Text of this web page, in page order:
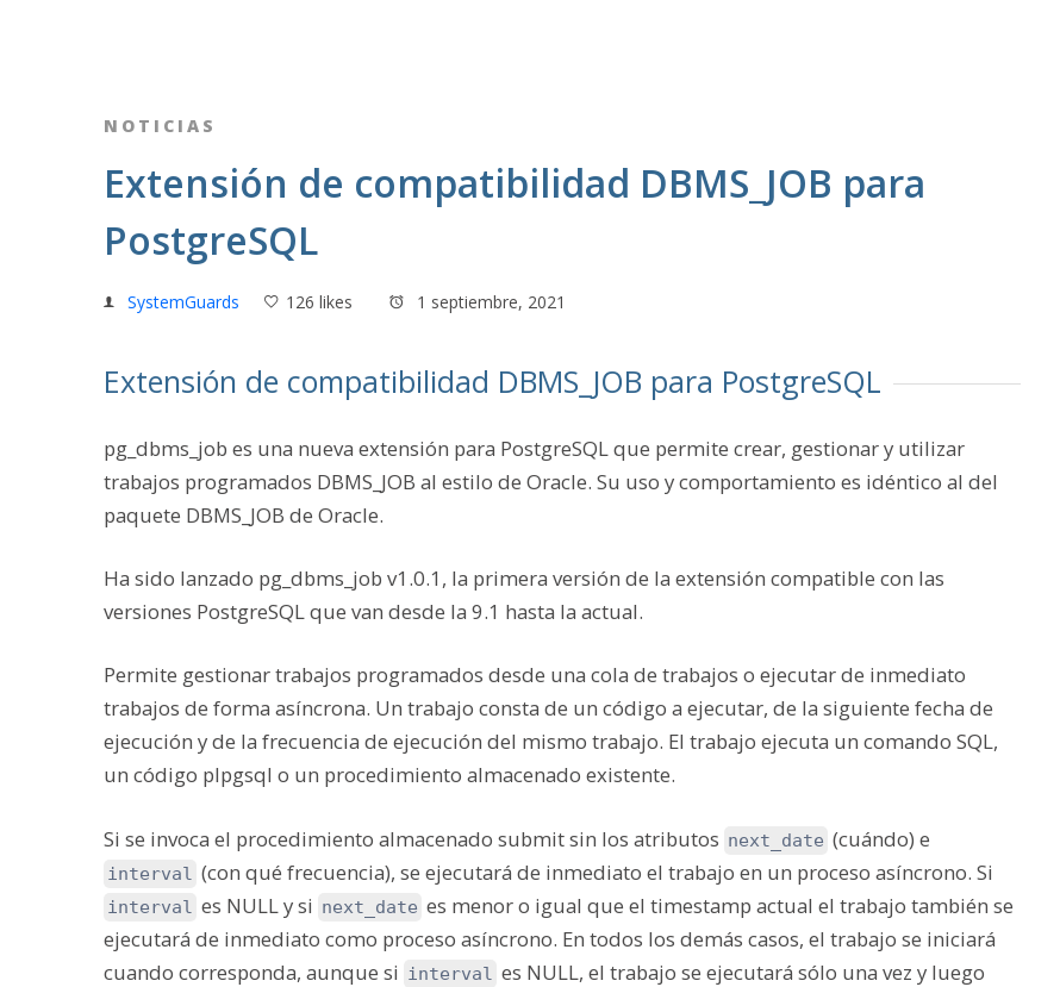
NOTICIAS
Extensión de compatibilidad DBMS_JOB para
PostgreSQL
SystemGuards 126 likes 1 septiembre, 2021
Extensión de compatibilidad DBMS_JOB para PostgreSQL
pg_dbms_job es una nueva extensión para PostgreSQL que permite crear, gestionar y utilizar
trabajos programados DBMS_JOB al estilo de Oracle. Su uso y comportamiento es idéntico al del
paquete DBMS_JOB de Oracle.
Ha sido lanzado pg_dbms_job v1.0.1, la primera versión de la extensión compatible con las
versiones PostgreSQL que van desde la 9.1 hasta la actual.
Permite gestionar trabajos programados desde una cola de trabajos o ejecutar de inmediato
trabajos de forma asíncrona. Un trabajo consta de un código a ejecutar, de la siguiente fecha de
ejecución y de la frecuencia de ejecución del mismo trabajo. El trabajo ejecuta un comando SQL,
un código plpgsql o un procedimiento almacenado existente.
Si se invoca el procedimiento almacenado submit sin los atributos next_date (cuándo) e
interval (con qué frecuencia), se ejecutará de inmediato el trabajo en un proceso asíncrono. Si
interval es NULL y si next_date es menor o igual que el timestamp actual el trabajo también se
ejecutará de inmediato como proceso asíncrono. En todos los demás casos, el trabajo se iniciará
cuando corresponda, aunque si
interval
es NULL, el trabajo se ejecutará sólo una vez y luego